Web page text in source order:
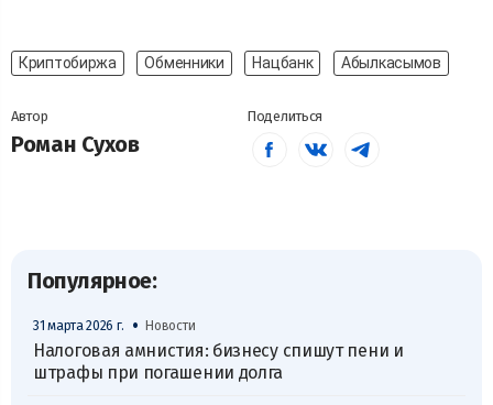
Криптобиржа Обменники Нацбанк Абылкасымов
Автор
Роман Сухов
Поделиться
Популярное:
31 марта 2026 г. • Новости
Налоговая амнистия: бизнесу спишут пени и
штрафы при погашении долга